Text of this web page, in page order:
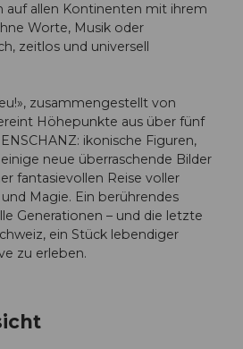
auf allen Kontinenten mit ihrem
Worte, Musik oder
zeitlos und universell
zusammengestellt von
Höhepunkte aus über fünf
ikonische Figuren,
neue überraschende Bilder
fantasievollen Reise voller
Magie. Ein berührendes
Generationen – und die letzte
ein Stück lebendiger
zu erleben.